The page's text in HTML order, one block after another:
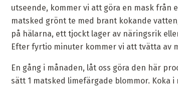
utseende, kommer vi att göra en mask från
matsked grönt te med brant kokande
på hälarna, ett tjockt lager av näringsrik
Efter fyrtio minuter kommer vi att tvätta av
En gång i månaden, låt oss göra den här
sätt 1 matsked limefärgade blommor.